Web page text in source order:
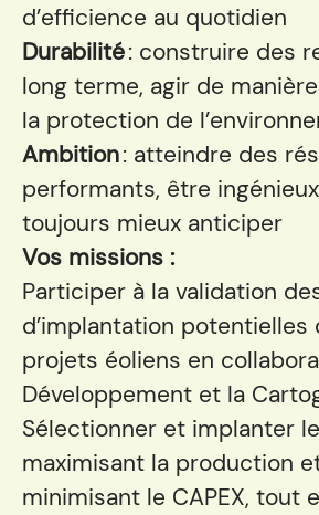
d’efficience au quotidien
Durabilité: construire des
long terme, agir de
la protection de
Ambition: atteindre des
performants, être
toujours mieux anticiper
Vos missions :
Participer à la validation
d’implantation potentielles
projets éoliens en
Développement et la
Sélectionner et implanter
maximisant la production
minimisant le CAPEX, tout